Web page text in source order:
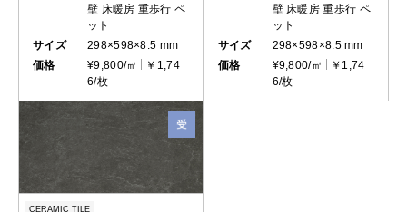
壁 床暖房 重歩行 ペ
ット
サイズ
298×598×8.5 mm
価格
¥9,800/㎡
￥1,74
6/枚
壁 床暖房 重歩行 ペ
ット
サイズ
298×598×8.5 mm
価格
¥9,800/㎡
￥1,74
6/枚
CERAMIC TILE